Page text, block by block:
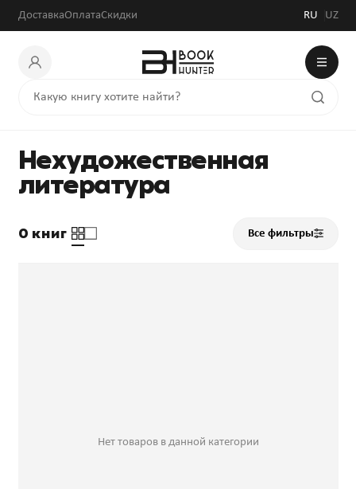
ДоставкаОплатаСкидки RU UZ
Нехудожественная
литература
0 книг Все фильтры
Нет товаров в данной категории